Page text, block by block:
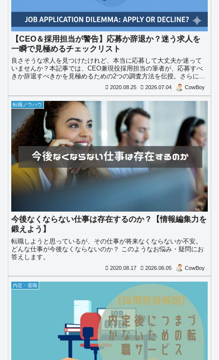
【CEO＆採用担当が警告】応募か辞退か？迷う求人を
一瞬で見極めるチェックリスト
良さそうな求人を見つけたけれど、本当に応募して大丈夫か迷って
いませんか？本記事では、CEO兼現役採用担当の筆者が、応募すべ
きか辞退すべきかを見極めるための2つの調査方法を伝授。さらに、
ブラウザ上でそのまま使えるHTML形式の「求人応募判定チェックリ
2020.08.25 2026.07.04 CowBoy
転職ノウハウ
今後なくならない仕事は存在するのか？【情報編集力を
鍛えよう】
転職しようと思っているが、その仕事が将来なくならないか不安。
どんな仕事が今後なくならないのか？ このようなお悩み・疑問にお
答えします。
2020.08.17 2026.06.05 CowBoy
内定・退職